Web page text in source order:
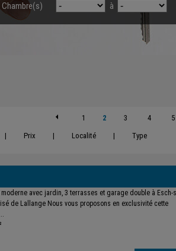
Chambre(s) à
1 2 3 4
5
| Prix | Localité | Type
avec jardin, 3 terrasses et garage double à Esch-
de Lallange Nous vous proposons en exclusivité cette